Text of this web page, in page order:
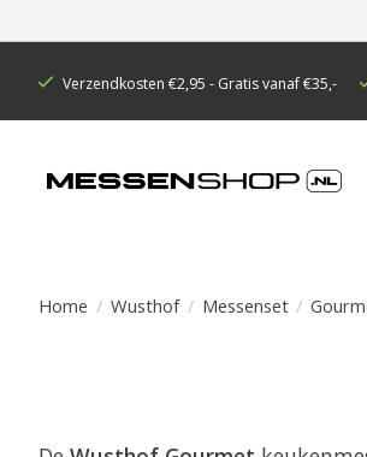
Verzendkosten €2,95 - Gratis vanaf €35,-
Home / Wusthof / Messenset /